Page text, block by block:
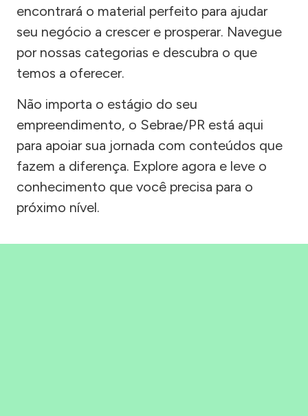
encontrará o material perfeito para ajudar
seu negócio a crescer e prosperar. Navegue
por nossas categorias e descubra o que
temos a oferecer.
Não importa o estágio do seu
empreendimento, o Sebrae/PR está aqui
para apoiar sua jornada com conteúdos que
fazem a diferença. Explore agora e leve o
conhecimento que você precisa para o
próximo nível.